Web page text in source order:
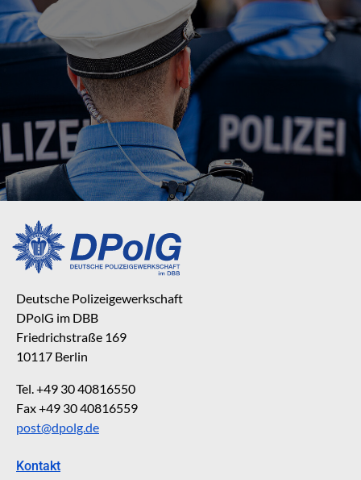
Deutsche Polizeigewerkschaft
DPolG im DBB
Friedrichstraße 169
10117 Berlin
Tel. +49 30 40816550
Fax +49 30 40816559
post@dpolg.de
Kontakt